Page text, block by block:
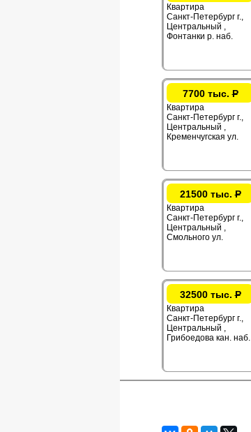
Квартира
Санкт-Петербург г.,
Центральный ,
Фонтанки р. наб.
7700 тыс.Р
Квартира
Санкт-Петербург г.,
Центральный ,
Кременчугская ул.
21500 тыс.Р
Квартира
Санкт-Петербург г.,
Центральный ,
Смольного ул.
32500 тыс.Р
Квартира
Санкт-Петербург г.,
Центральный ,
Грибоедова кан. наб.